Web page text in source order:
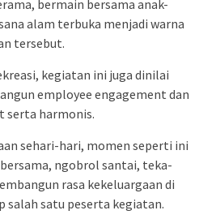
bermain bersama anak-
alam terbuka menjadi warna
tersebut.
kegiatan ini juga dinilai
employee engagement dan
serta harmonis.
sehari-hari, momen seperti ini
ngobrol santai, teka-
rasa kekeluargaan di
salah satu peserta kegiatan.